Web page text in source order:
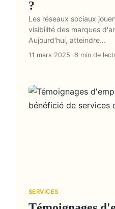
?
Les réseaux sociaux
visibilité des marques
Aujourd'hui, atteindre...
11 mars 2025 6 min de
SERVICES